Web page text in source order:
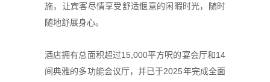
施，让宾客尽情享受舒适惬意的闲暇时光，随时
随地舒展身心。
酒店拥有总面积超过15,000平方呎的宴会厅和14
间典雅的多功能会议厅，并已于2025年完成全面